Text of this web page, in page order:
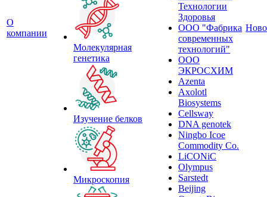
О
компании
Молекулярная
генетика
Изучение белков
Микроскопия
Технологии
Здоровья
ООО "Фабрика
современных
технологий"
ООО
ЭКРОСХИМ
Azenta
Axolotl
Biosystems
Cellsway
DNA genotek
Ningbo Icoe
Commodity Co.
LiCONiC
Olympus
Sarstedt
Beijing